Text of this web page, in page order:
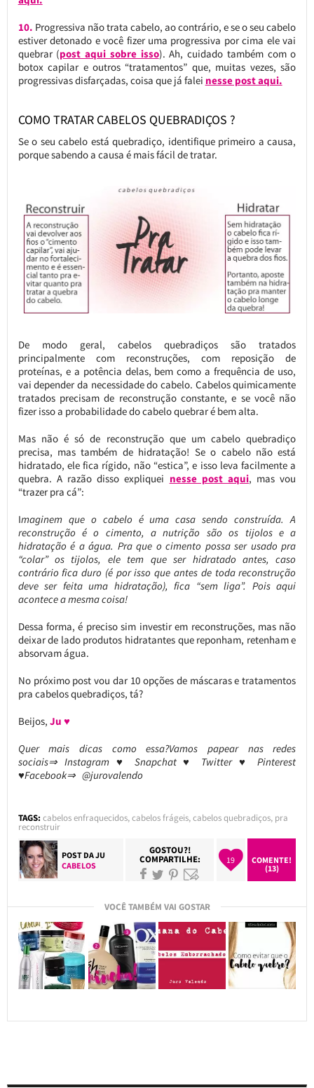
10. Progressiva não trata cabelo, ao contrário, e se o seu cabelo
estiver detonado e você fizer uma progressiva por cima ele vai
quebrar (post aqui sobre isso). Ah, cuidado também com o
botox capilar e outros “tratamentos” que, muitas vezes, são
progressivas disfarçadas, coisa que já falei nesse post aqui.
COMO TRATAR CABELOS QUEBRADIÇOS ?
Se o seu cabelo está quebradiço, identifique primeiro a causa,
porque sabendo a causa é mais fácil de tratar.
De modo geral, cabelos quebradiços são tratados
principalmente com reconstruções, com reposição de
proteínas, e a potência delas, bem como a frequência de uso,
vai depender da necessidade do cabelo. Cabelos quimicamente
tratados precisam de reconstrução constante, e se você não
fizer isso a probabilidade do cabelo quebrar é bem alta.
Mas não é só de reconstrução que um cabelo quebradiço
precisa, mas também de hidratação! Se o cabelo não está
hidratado, ele fica rígido, não “estica”, e isso leva facilmente a
quebra. A razão disso expliquei nesse post aqui, mas vou
“trazer pra cá”:
Imaginem que o cabelo é uma casa sendo construída. A
reconstrução é o cimento, a nutrição são os tijolos e a
hidratação é a água. Pra que o cimento possa ser usado pra
“colar” os tijolos, ele tem que ser hidratado antes, caso
contrário fica duro (é por isso que antes de toda reconstrução
deve ser feita uma hidratação), fica “sem liga”. Pois aqui
acontece a mesma coisa!
Dessa forma, é preciso sim investir em reconstruções, mas não
deixar de lado produtos hidratantes que reponham, retenham e
absorvam água.
No próximo post vou dar 10 opções de máscaras e tratamentos
pra cabelos quebradiços, tá?
Beijos, Ju ♥
Quer mais dicas como essa?Vamos papear nas redes
sociais⇒ Instagram ♥ Snapchat ♥ Twitter ♥ Pinterest
♥Facebook⇒ @jurovalendo
TAGS: cabelos enfraquecidos,cabelos frágeis,cabelos quebradiços, pra
reconstruir
POST DAJU
CABELOS
GOSTOU?!
COMPARTILHE: 19
COMENTE!
(13)
VOCÊ TAMBÉM VAI GOSTAR